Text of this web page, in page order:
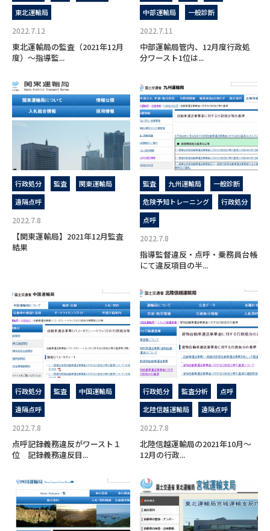
東北運輸局
2022.7.12
東北運輸局の監査（2021年12月
度）～指導監...
中部運輸局
一般診断
2022.7.11
中部運輸局管内、12月度行政処
分ワースト1位は...
行政処分 監査
関東運輸局
遠隔点呼
2022.7.8
【関東運輸局】2021年12月監査
結果
監査 九州運輸局
一般診断
危険予知トレーニング
行政処分
点呼
2022.7.8
指導監督違反・点呼・乗務員台帳
にて違反項目の半...
行政処分 監査
中国運輸局
遠隔点呼
2022.7.8
点呼記録義務違反がワースト１
位 記録義務違反目...
行政処分 監査分析
点呼
北陸信越運輸局
遠隔点呼
2022.7.8
北陸信越運輸局の2021年10月～
12月の行政...